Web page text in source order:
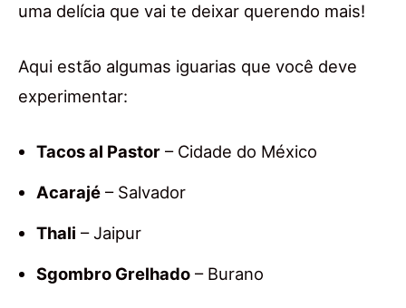
uma delícia que vai te deixar querendo mais!
Aqui estão algumas iguarias que você deve
experimentar:
Tacos al Pastor – Cidade do México
Acarajé – Salvador
Thali – Jaipur
Sgombro Grelhado – Burano